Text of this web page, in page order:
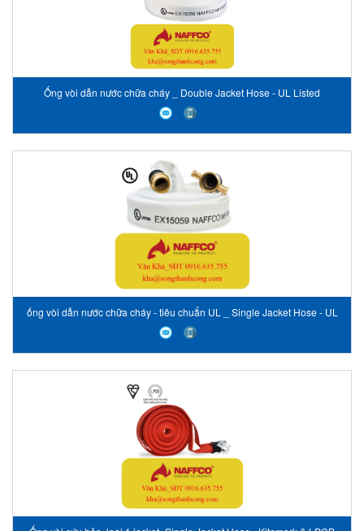
Ống vòi dẫn nước chữa cháy _ Double Jacket Hose - UL Listed
ống vòi dẫn nước chữa cháy - tiêu chuẩn UL _ Single Jacket Hose - UL
Listed